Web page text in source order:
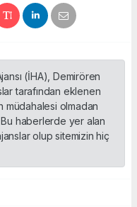
(İHA), Demirören
tarafından eklenen
müdahalesi olmadan
haberlerde yer alan
olup sitemizin hiç